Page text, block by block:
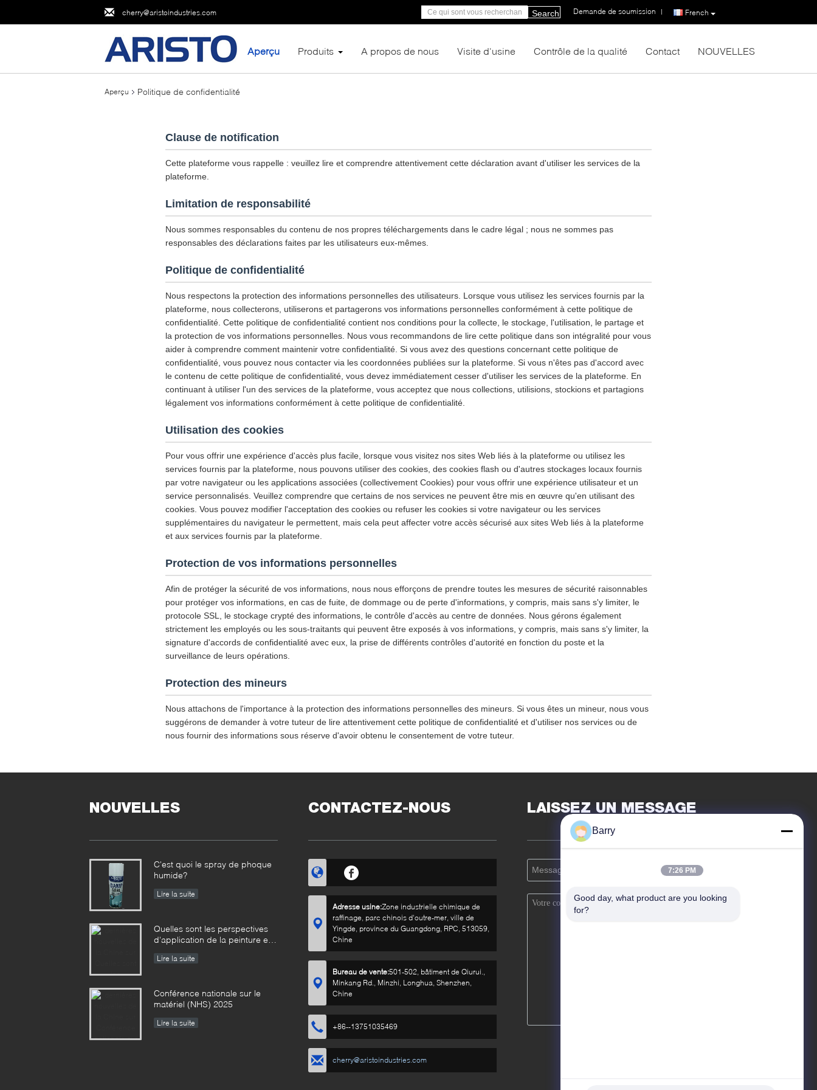
cherry@aristoindustries.com French
Demande de soumission |
Search
Aperçu Produits A propos de nous Visite d'usine Contrôle de la qualité Contact NOUVELLES
Aperçu Politique de confidentialité
Clause de notification
Cette plateforme vous rappelle : veuillez lire et comprendre attentivement cette déclaration avant d'utiliser les services de la
plateforme.
Limitation de responsabilité
Nous sommes responsables du contenu de nos propres téléchargements dans le cadre légal ; nous ne sommes pas
responsables des déclarations faites par les utilisateurs eux-mêmes.
Politique de confidentialité
Nous respectons la protection des informations personnelles des utilisateurs. Lorsque vous utilisez les services fournis par la
plateforme, nous collecterons, utiliserons et partagerons vos informations personnelles conformément à cette politique de
confidentialité. Cette politique de confidentialité contient nos conditions pour la collecte, le stockage, l'utilisation, le partage et
la protection de vos informations personnelles. Nous vous recommandons de lire cette politique dans son intégralité pour vous
aider à comprendre comment maintenir votre confidentialité. Si vous avez des questions concernant cette politique de
confidentialité, vous pouvez nous contacter via les coordonnées publiées sur la plateforme. Si vous n'êtes pas d'accord avec
le contenu de cette politique de confidentialité, vous devez immédiatement cesser d'utiliser les services de la plateforme. En
continuant à utiliser l'un des services de la plateforme, vous acceptez que nous collections, utilisions, stockions et partagions
légalement vos informations conformément à cette politique de confidentialité.
Utilisation des cookies
Pour vous offrir une expérience d'accès plus facile, lorsque vous visitez nos sites Web liés à la plateforme ou utilisez les
services fournis par la plateforme, nous pouvons utiliser des cookies, des cookies flash ou d'autres stockages locaux fournis
par votre navigateur ou les applications associées (collectivement Cookies) pour vous offrir une expérience utilisateur et un
service personnalisés. Veuillez comprendre que certains de nos services ne peuvent être mis en œuvre qu'en utilisant des
cookies. Vous pouvez modifier l'acceptation des cookies ou refuser les cookies si votre navigateur ou les services
supplémentaires du navigateur le permettent, mais cela peut affecter votre accès sécurisé aux sites Web liés à la plateforme
et aux services fournis par la plateforme.
Protection de vos informations personnelles
Afin de protéger la sécurité de vos informations, nous nous efforçons de prendre toutes les mesures de sécurité raisonnables
pour protéger vos informations, en cas de fuite, de dommage ou de perte d'informations, y compris, mais sans s'y limiter, le
protocole SSL, le stockage crypté des informations, le contrôle d'accès au centre de données. Nous gérons également
strictement les employés ou les sous-traitants qui peuvent être exposés à vos informations, y compris, mais sans s'y limiter, la
signature d'accords de confidentialité avec eux, la prise de différents contrôles d'autorité en fonction du poste et la
surveillance de leurs opérations.
Protection des mineurs
Nous attachons de l'importance à la protection des informations personnelles des mineurs. Si vous êtes un mineur, nous vous
suggérons de demander à votre tuteur de lire attentivement cette politique de confidentialité et d'utiliser nos services ou de
nous fournir des informations sous réserve d'avoir obtenu le consentement de votre tuteur.
NOUVELLES
C'est quoi le spray de phoque
humide?
Lire la suite
Quelles sont les perspectives
d'application de la peinture en
Lire la suite
Conférence nationale sur le
matériel (NHS) 2025
Lire la suite
CONTACTEZ-NOUS
Adresse usine:Zone industrielle chimique de
raffinage, parc chinois d'outre-mer, ville de
Yingde, province du Guangdong, RPC, 513059,
Chine
Bureau de vente:501-502, bâtiment de Qiurui.,
Minkang Rd., Minzhi, Longhua, Shenzhen,
Chine
+86--13751035469
cherry@aristoindustries.com
LAISSEZ UN MESSAGE
Barry
7:26 PM
Good day, what product are you looking
for?